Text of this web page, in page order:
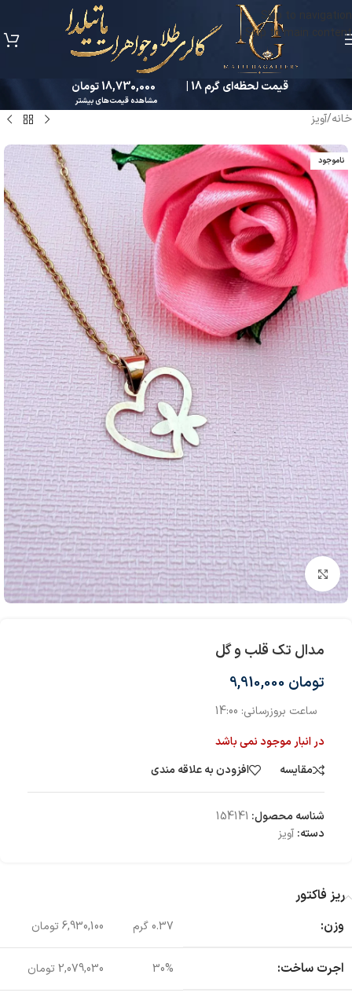
Skip to navigation
Skip to main content
قیمت لحظه‌ای گرم 18 | 18,730,000 تومان
مشاهده قیمت‌های بیشتر
خانه/آویز
ناموجود
بزرگنمایی تصویر
مدال تک قلب و گل
تومان
ساعت بروزرسانی: 14:00
در انبار موجود نمی باشد
مقایسه
افزودن به علاقه مندی
شناسه محصول: 154141
دسته: آویز
ریز فاکتور
وزن:
0.37 گرم 6,930,100 تومان
اجرت ساخت: 30% 2,079,030 تومان